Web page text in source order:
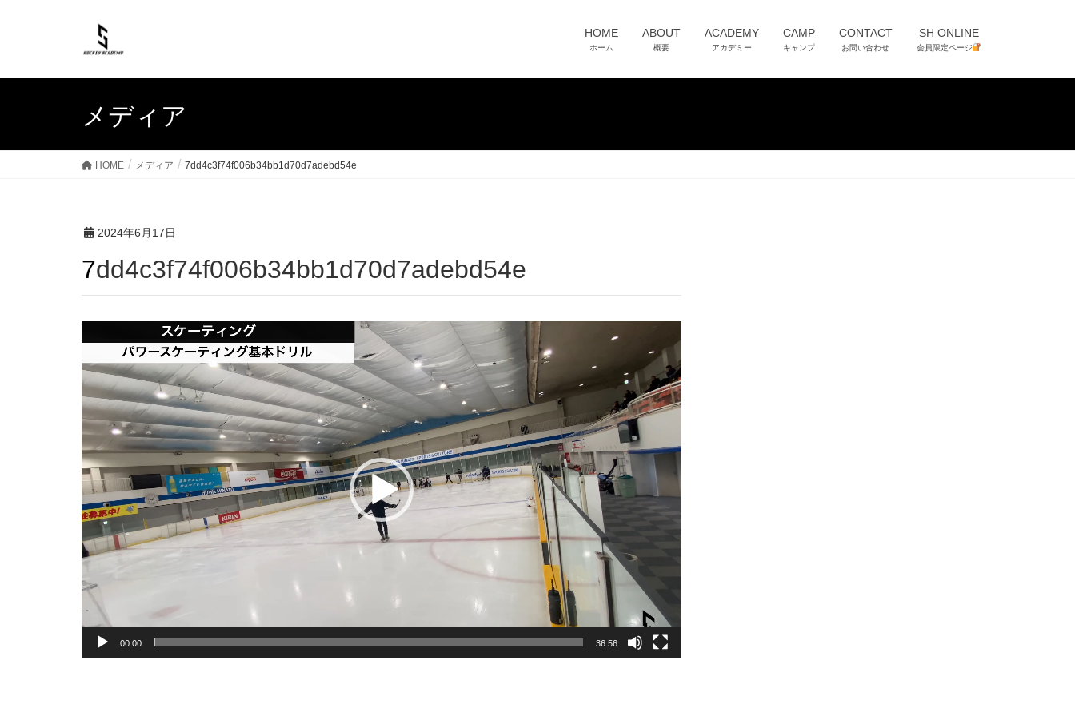
HOME
ホーム
ABOUT
概要
ACADEMY
アカデミー
CAMP
キャンプ
CONTACT
お問い合わせ
SH ONLINE
会員限定ページ
メディア
HOME メディア 7dd4c3f74f006b34bb1d70d7adebd54e
2024年6月17日
7dd4c3f74f006b34bb1d70d7adebd54e
画
プ
レ
ー
ヤ
ー
00:00 36:56